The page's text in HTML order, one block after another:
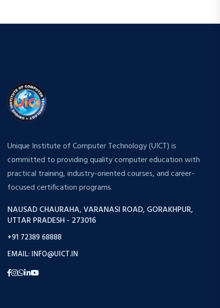
Unique Institute of Computer Technology (UICT) is
committed to providing quality computer education with
practical training, industry-oriented courses, and career-
focused certification programs.
NAUSAD CHAURAHA, VARANASI ROAD, GORAKHPUR,
UTTAR PRADESH - 273016
+91 72389 68888
EMAIL: INFO@UICT.IN